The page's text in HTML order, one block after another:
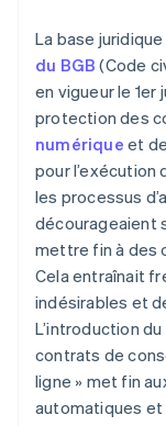
La base
du BGB (Code
en vigueur le 1er
protection des
numérique et
pour l’exécution
les processus
décourageaient
mettre fin à des
Cela entraînait
indésirables et
L’introduction
contrats de
ligne » met fin
automatiques et